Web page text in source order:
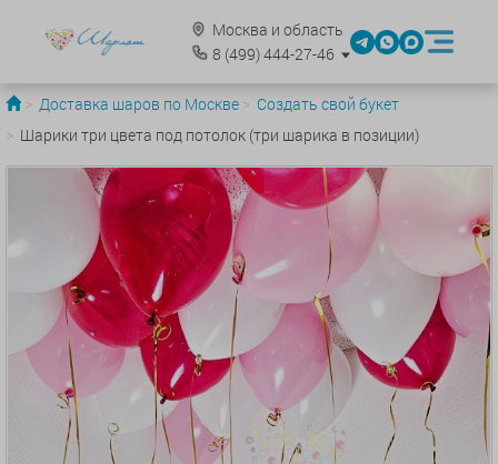
Москва и область
8 (499)444-27-46
Доставка шаров по Москве
Создать свой букет
Шарики три цвета под потолок (три шарика в позиции)